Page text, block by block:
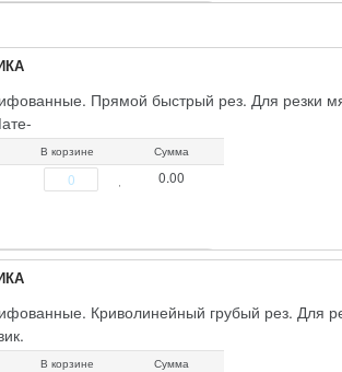
Прямой быстрый рез. Для резки
с подвесом.
В корзине Сумма
0.00
Криволинейный грубый рез. Для
пакет с подвесом.
В корзине Сумма